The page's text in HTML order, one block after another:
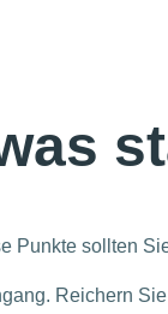
Punkte sollten
Reichern